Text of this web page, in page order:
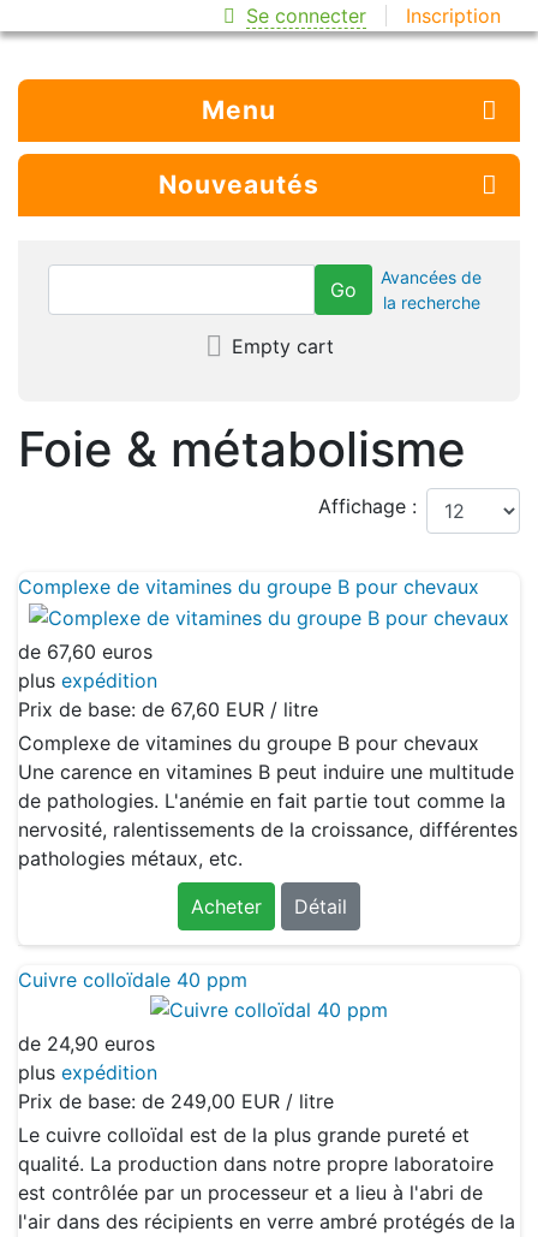
Se connecter Inscription
Menu
Nouveautés
Avancées de
la recherche
Empty cart
Foie & métabolisme
Affichage :
Complexe de vitamines du groupe B pour chevaux
de 67,60 euros
plus expédition
Prix de base: de 67,60 EUR / litre
Complexe de vitamines du groupe B pour chevaux
Une carence en vitamines B peut induire une multitude
de pathologies. L'anémie en fait partie tout comme la
nervosité, ralentissements de la croissance, différentes
pathologies métaux, etc.
Acheter
Détail
Cuivre colloïdale 40 ppm
de 24,90 euros
plus expédition
Prix de base: de 249,00 EUR / litre
Le cuivre colloïdal est de la plus grande pureté et
qualité. La production dans notre propre laboratoire
est contrôlée par un processeur et a lieu à l'abri de
l'air dans des récipients en verre ambré protégés de la